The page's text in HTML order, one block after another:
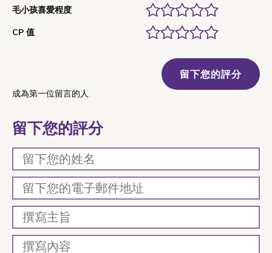
毛小孩喜愛程度
CP 值
留下您的評分
成為第一位留言的人.
留下您的評分